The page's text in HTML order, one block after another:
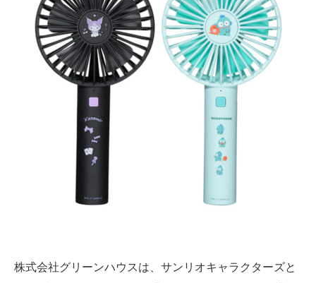
株式会社グリーンハウスは、サンリオキャラクターズと